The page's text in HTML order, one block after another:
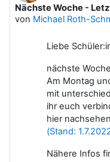
Nächste Woche -
von Michael Roth-
Anzahl Antworten: 0
Liebe
nächste
Am Montag
mit
ihr euch
hier
(Stand:
Nähere Infos